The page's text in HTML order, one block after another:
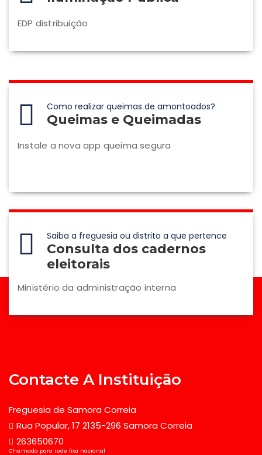
EDP distribuição
Como realizar queimas de amontoados?
Queimas e Queimadas
Instale a nova app queima segura
Saiba a freguesia ou distrito a que pertence
Consulta dos cadernos
eleitorais
Ministério da administração interna
Contacte A Instituição
Freguesia de Samora Correia
Rua Popular, 17 2135-296 Samora Correia
263650670
Chamada para rede fixa nacional